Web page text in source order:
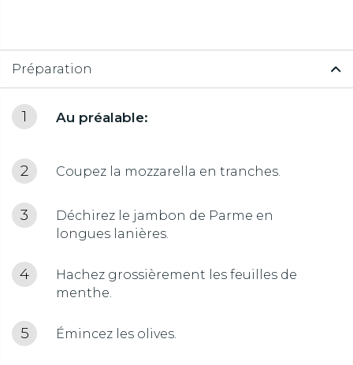
Préparation
Au préalable:
Coupez la mozzarella en tranches.
Déchirez le jambon de Parme en
longues lanières.
Hachez grossièrement les feuilles de
menthe.
Émincez les olives.